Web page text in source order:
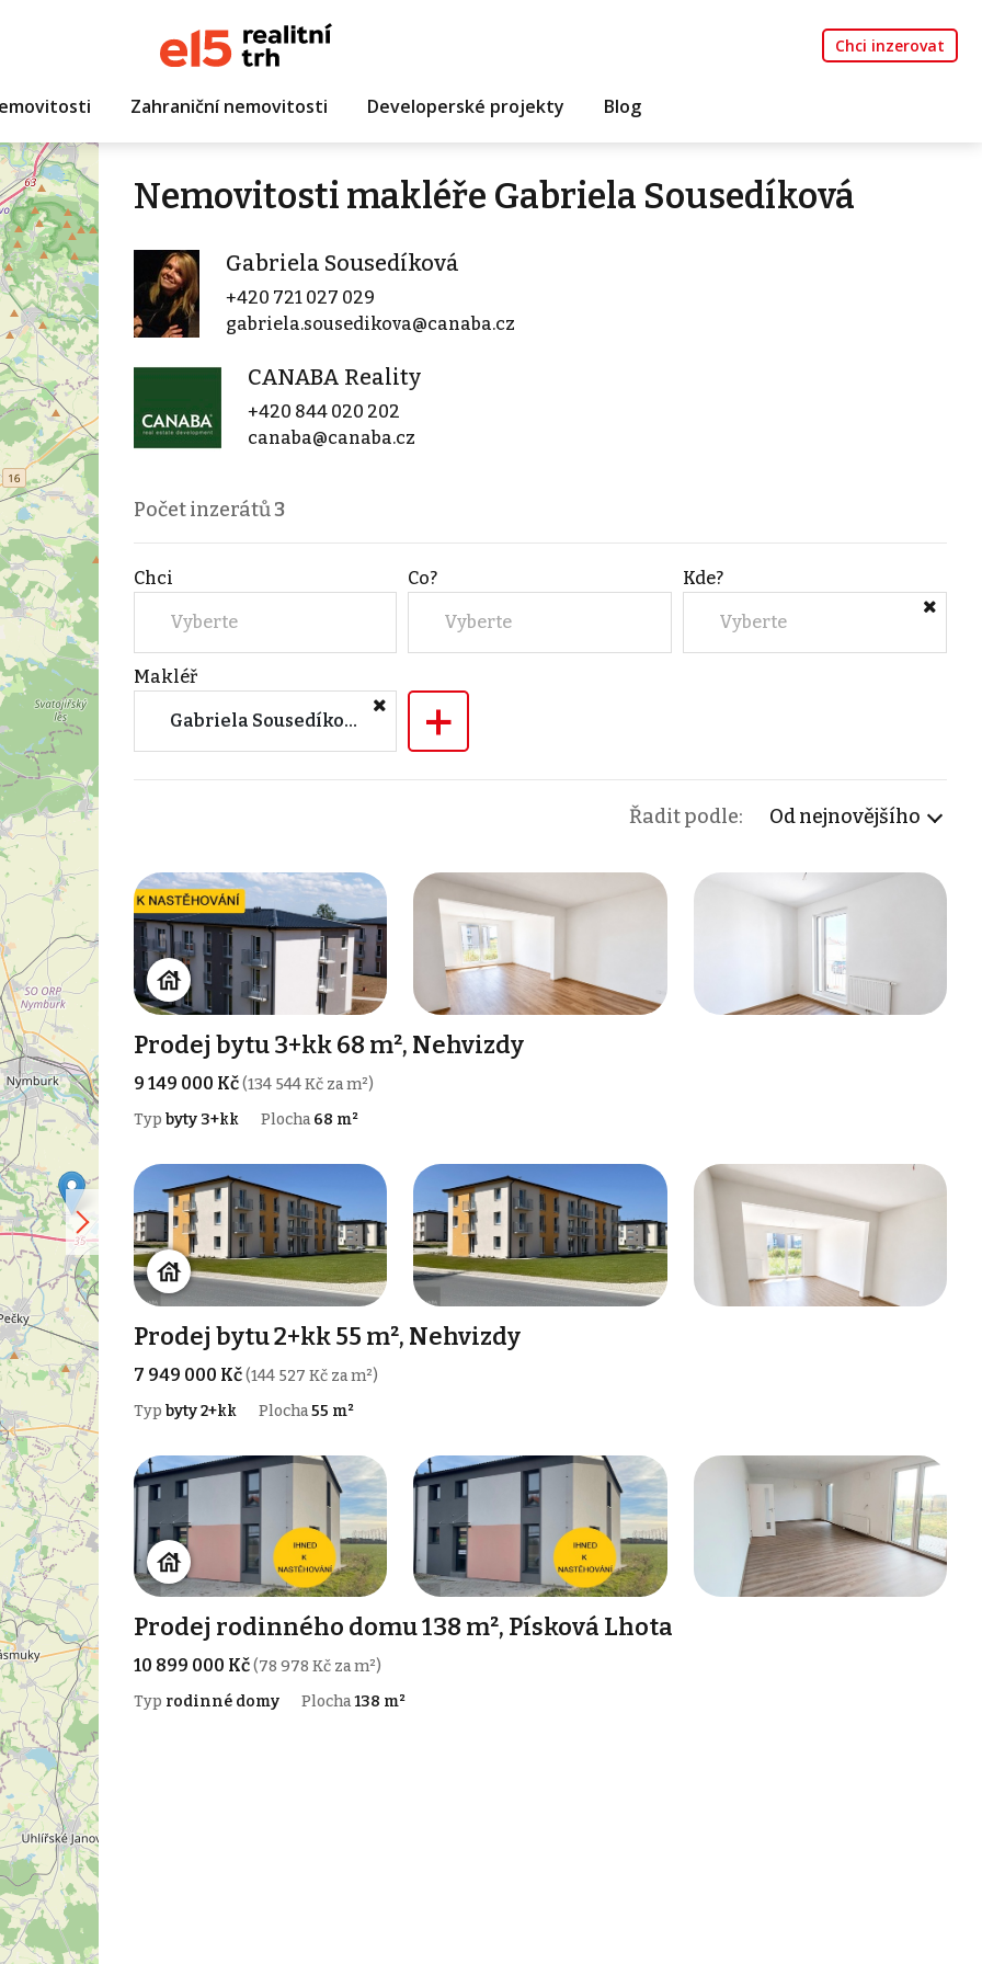
Chci inzerovat
Zahraniční nemovitosti Developerské projekty Blog
Nemovitosti makléře Gabriela Sousedíková
Gabriela Sousedíková
+420 721 027 029
gabriela.sousedikova@canaba.cz
CANABA Reality
+420 844 020 202
canaba@canaba.cz
Počet inzerátů3
Chci
Vyberte
Co?
Vyberte
Kde?
Vyberte
Makléř
Gabriela Sousedíková (CANABA Reality) +
Řadit podle: Od nejnovějšího
Prodej bytu 3+kk 68 m², Nehvizdy
9 149 000 Kč(134 544 Kč za m²)
Typ byty 3+kk Plocha 68 m²
Prodej bytu 2+kk 55 m², Nehvizdy
7 949 000 Kč(144 527 Kč za m²)
Typ byty 2+kk Plocha55 m²
Prodej rodinného domu 138 m², Písková Lhota
10 899 000 Kč(78 978 Kč za m²)
Typ rodinné domy Plocha138 m²